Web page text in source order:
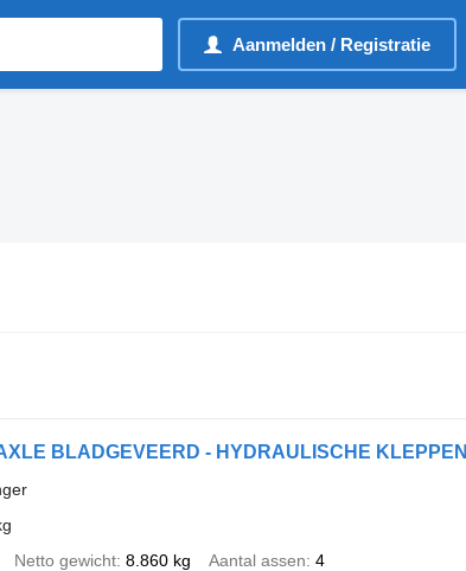
Aanmelden / Registratie
BLADGEVEERD - HYDRAULISCHE KLEPPEN
Netto gewicht 8.860 kg Aantal assen 4